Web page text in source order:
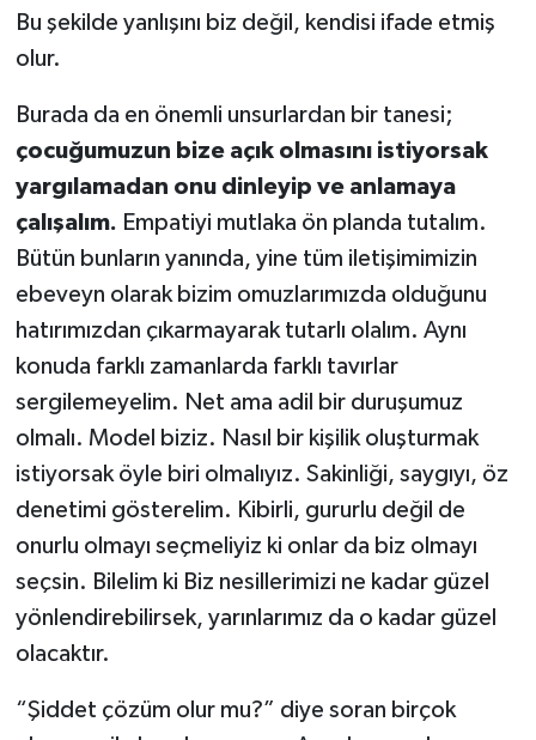
Bu şekilde yanlışını biz değil, kendisi ifade etmiş
olur.
Burada da en önemli unsurlardan bir tanesi;
çocuğumuzun bize açık olmasını istiyorsak
yargılamadan onu dinleyip ve anlamaya
çalışalım. Empatiyi mutlaka ön planda tutalım.
Bütün bunların yanında, yine tüm iletişimimizin
ebeveyn olarak bizim omuzlarımızda olduğunu
hatırımızdan çıkarmayarak tutarlı olalım. Aynı
konuda farklı zamanlarda farklı tavırlar
sergilemeyelim. Net ama adil bir duruşumuz
olmalı. Model biziz. Nasıl bir kişilik oluşturmak
istiyorsak öyle biri olmalıyız. Sakinliği, saygıyı, öz
denetimi gösterelim. Kibirli, gururlu değil de
onurlu olmayı seçmeliyiz ki onlar da biz olmayı
seçsin. Bilelim ki Biz nesillerimizi ne kadar güzel
yönlendirebilirsek, yarınlarımız da o kadar güzel
olacaktır.
“Şiddet çözüm olur mu?” diye soran birçok